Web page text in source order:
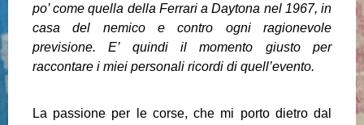
po’ come quella della Ferrari a Daytona nel 1967, in
casa del nemico e contro ogni ragionevole
previsione. E’ quindi il momento giusto per
raccontare i miei personali ricordi di quell’evento.
La passione per le corse, che mi porto dietro dal